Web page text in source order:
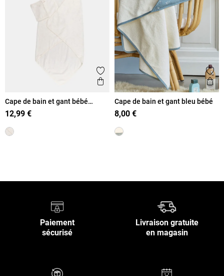
Ajouter aux favoris
Aperçu rapide
Cape de bain et gant bébé
d'amour
12,99 €
Cape de bain et gant bleu bébé
8,00 €
Paiement
sécurisé
Livraison gratuite
en magasin